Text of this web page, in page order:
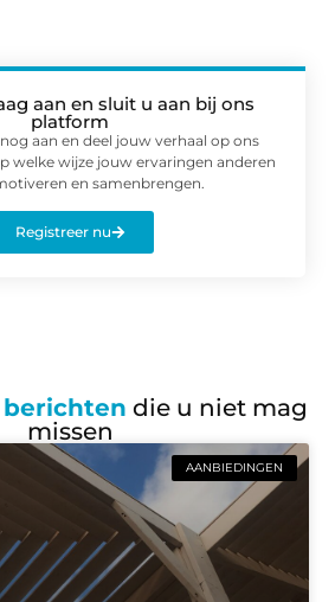
aan en sluit u aan bij ons
platform
aan en deel jouw verhaal op ons
welke wijze jouw ervaringen anderen
en samenbrengen.
Registreer nu
die u niet mag
missen
AANBIEDINGEN